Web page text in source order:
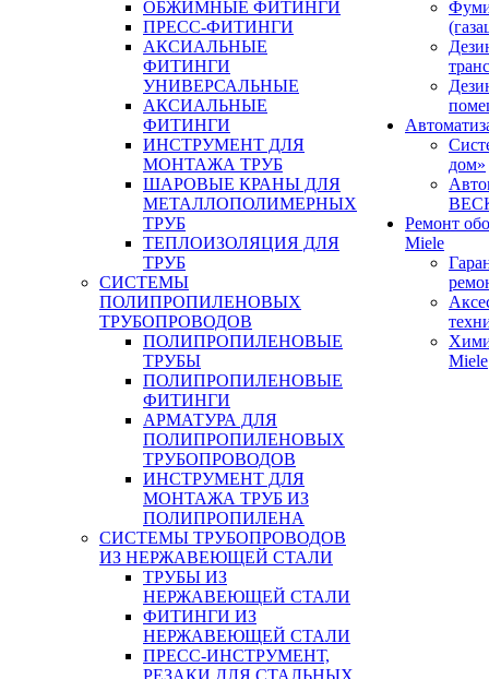
ОБЖИМНЫЕ ФИТИНГИ
ПРЕСС-ФИТИНГИ
АКСИАЛЬНЫЕ
ФИТИНГИ
УНИВЕРСАЛЬНЫЕ
АКСИАЛЬНЫЕ
ФИТИНГИ
ИНСТРУМЕНТ ДЛЯ
МОНТАЖА ТРУБ
ШАРОВЫЕ КРАНЫ ДЛЯ
МЕТАЛЛОПОЛИМЕРНЫХ
ТРУБ
ТЕПЛОИЗОЛЯЦИЯ ДЛЯ
ТРУБ
СИСТЕМЫ
ПОЛИПРОПИЛЕНОВЫХ
ТРУБОПРОВОДОВ
ПОЛИПРОПИЛЕНОВЫЕ
ТРУБЫ
ПОЛИПРОПИЛЕНОВЫЕ
ФИТИНГИ
АРМАТУРА ДЛЯ
ПОЛИПРОПИЛЕНОВЫХ
ТРУБОПРОВОДОВ
ИНСТРУМЕНТ ДЛЯ
МОНТАЖА ТРУБ ИЗ
ПОЛИПРОПИЛЕНА
СИСТЕМЫ ТРУБОПРОВОДОВ
ИЗ НЕРЖАВЕЮЩЕЙ СТАЛИ
ТРУБЫ ИЗ
НЕРЖАВЕЮЩЕЙ СТАЛИ
ФИТИНГИ ИЗ
НЕРЖАВЕЮЩЕЙ СТАЛИ
ПРЕСС-ИНСТРУМЕНТ,
РЕЗАКИ ДЛЯ СТАЛЬНЫХ
дом»
Ремонт
Miele
Miele